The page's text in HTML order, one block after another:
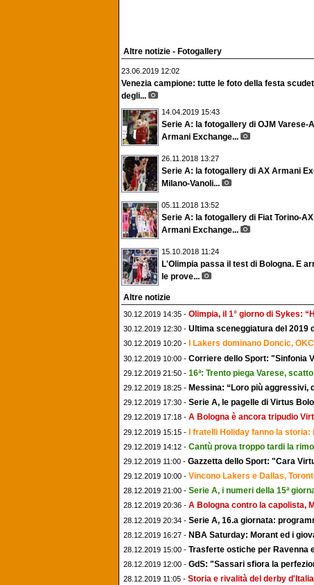
Altre notizie - Fotogallery
23.06.2019 12:02
Venezia campione: tutte le foto della festa
degli...
14.04.2019 15:43
Serie A: la fotogallery di OJM Varese-
Armani Exchange...
26.11.2018 13:27
Serie A: la fotogallery di AX Armani
Milano-Vanoli...
05.11.2018 13:52
Serie A: la fotogallery di Fiat Torino-AX
Armani Exchange...
15.10.2018 11:24
L'Olimpia passa il test di Bologna. E
le prove...
Altre notizie
30.12.2019 14:35 - Olimpia, il 1° giorno di Sykes:
30.12.2019 12:30 - Ultima sceneggiatura del 2019
30.12.2019 10:20 - I Lakers dominano Doncic,
30.12.2019 10:00 - Corriere dello Sport: "Sinfonia
29.12.2019 21:50 - 16ª: Trento piega Varese,
29.12.2019 18:25 - Messina: “Loro più aggressivi,
29.12.2019 17:30 - Serie A, le pagelle di Virtus
29.12.2019 17:18 - A Bologna è ancora tripudio
29.12.2019 15:15 - I fratelli Holiday fanno la
29.12.2019 14:12 - Cantù prova troppo tardi la
29.12.2019 11:00 - Gazzetta dello Sport: "Cara
29.12.2019 10:00 - Vincono Lakers e Dallas,
28.12.2019 21:00 - Serie A, i numeri della 15ª
28.12.2019 20:36 - A Bologna contro la capolista,
28.12.2019 20:34 - Serie A, 16.a giornata:
28.12.2019 16:27 - NBA Saturday: Morant ed i
28.12.2019 15:00 - Trasferte ostiche per Ravenna
28.12.2019 12:00 - GdS: "Sassari sfiora la
28.12.2019 11:05 - Storia e rivalità del derby